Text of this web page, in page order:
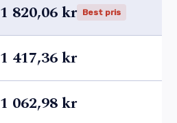
1 820,06 kr Best pris
1 417,36 kr
1 062,98 kr